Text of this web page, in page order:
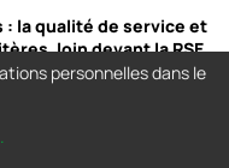
la qualité de service et
loin devant la RSE
personnelles dans le